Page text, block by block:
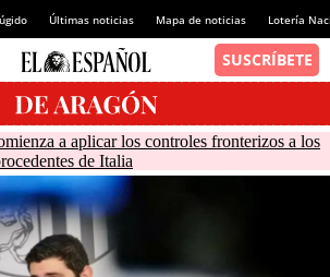
Últimas noticias Mapa de noticias Lotería
a aplicar los controles fronterizos a los
de Italia